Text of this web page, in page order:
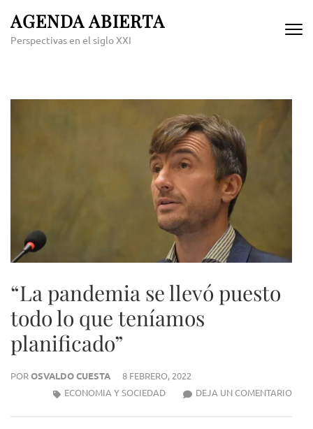
content
AGENDA ABIERTA
Perspectivas en el siglo XXI
“La pandemia se llevó puesto
todo lo que teníamos
planificado”
POROSVALDO CUESTA
8 FEBRERO, 2022
DEJA UN COMENTARIO“LA
ECONOMIA Y SOCIEDAD